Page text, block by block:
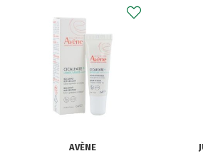
AVÈNE